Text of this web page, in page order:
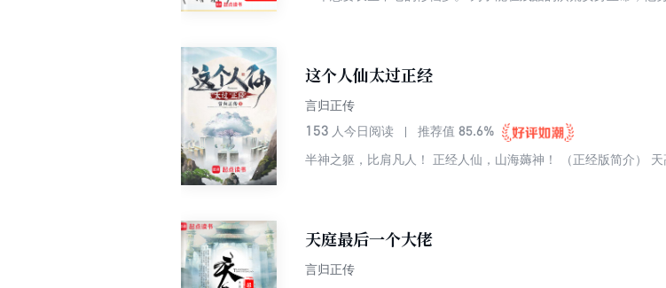
这个人仙太过正经
言归正传
153 人今日阅读 推荐值 85.6%
天庭最后一个大佬
言归正传